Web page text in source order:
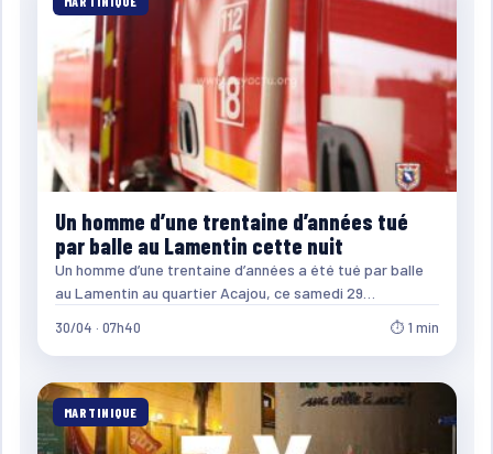
Un homme d’une trentaine d’années tué
par balle au Lamentin cette nuit
Un homme d’une trentaine d’années a été tué par balle
au Lamentin au quartier Acajou, ce samedi 29…
30/04 · 07h40 ⏱ 1 min
MARTINIQUE